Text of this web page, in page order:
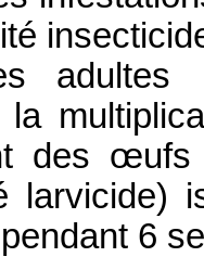
adultes
la
des
6